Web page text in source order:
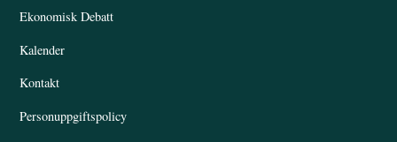
Ekonomisk Debatt
Kalender
Kontakt
Personuppgiftspolicy